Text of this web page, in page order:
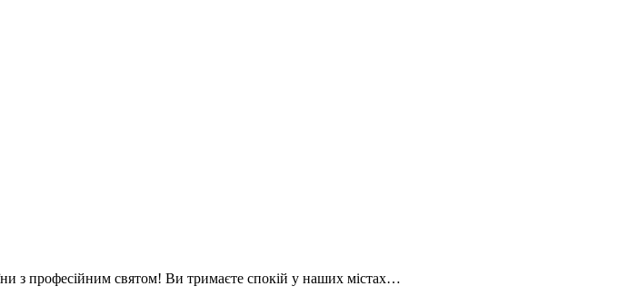
з професійним святом! Ви тримаєте спокій у наших містах…